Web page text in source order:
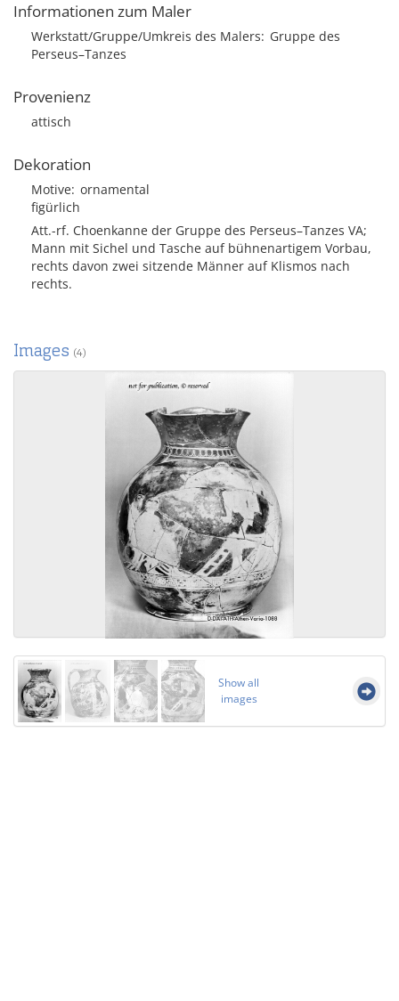
Informationen zum Maler
Werkstatt/Gruppe/Umkreis des Malers
Gruppe des
Perseus–Tanzes
Provenienz
attisch
Dekoration
Motive ornamental
figürlich
Att.-rf. Choenkanne der Gruppe des Perseus–Tanzes VA;
Mann mit Sichel und Tasche auf bühnenartigem Vorbau,
rechts davon zwei sitzende Männer auf Klismos nach
rechts.
Images (4)
Show all
images